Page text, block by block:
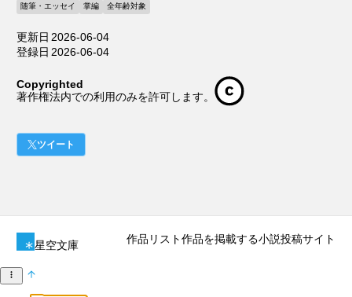
随筆・エッセイ 掌編 全年齢対象
更新日 2026-06-04
登録日 2026-06-04
Copyrighted
著作権法内での利用のみを許可します。
ツイート
星空文庫 作品リスト作品を掲載する小説投稿サイト